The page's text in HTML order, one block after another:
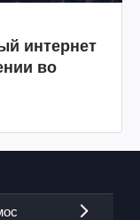
интернет
во